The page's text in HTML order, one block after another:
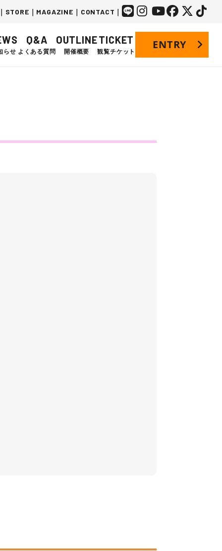
STORE ｜ MAGAZINE ｜ CONTACT ｜
らせ
Q&A
よくある質問
OUTLINE
開催概要
TICKET
観覧チケット
ENTRY